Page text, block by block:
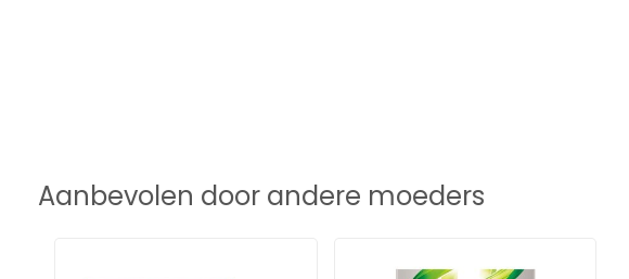
Aanbevolen door andere moeders